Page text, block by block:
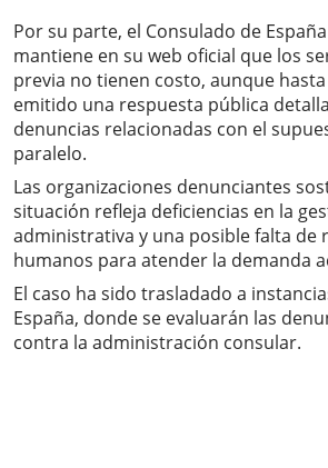
Por su parte, el Consulado de
mantiene en su web oficial que los
previa no tienen costo, aunque
emitido una respuesta pública
denuncias relacionadas con el
paralelo.
Las organizaciones denunciantes
situación refleja deficiencias en la
administrativa y una posible falta de
humanos para atender la demanda
El caso ha sido trasladado a
España, donde se evaluarán las
contra la administración consular.